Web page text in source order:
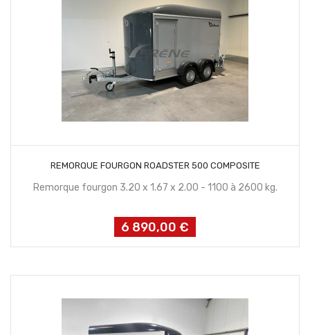
REMORQUE FOURGON ROADSTER 500 COMPOSITE
Remorque fourgon 3.20 x 1.67 x 2.00 - 1100 à 2600 kg.
Prix
6 890,00 €